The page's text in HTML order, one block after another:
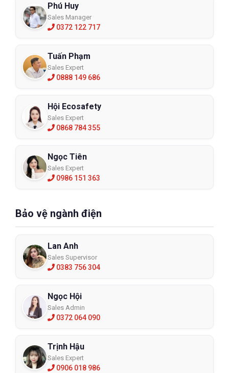
Phú Huy
Sales Manager
0372 122 717
Tuấn Phạm
Sales Expert
0888 149 686
Hội Ecosafety
Sales Expert
0868 784 355
Ngọc Tiên
Sales Expert
0986 151 363
Bảo vệ ngành điện
Lan Anh
Sales Supervisor
0383 756 304
Ngọc Hội
Sales Admin
0372 064 090
Trịnh Hậu
Sales Expert
0906 018 986